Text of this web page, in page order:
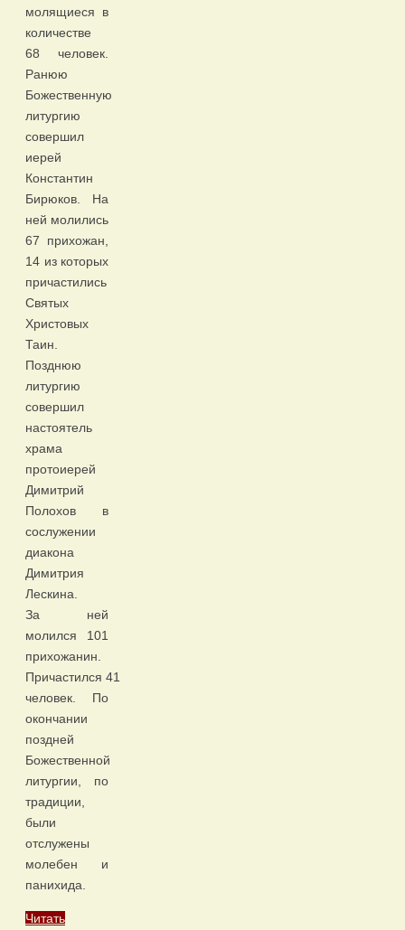
молящиеся в
количестве
68 человек.
Ранюю
Божественную
литургию
совершил
иерей
Константин
Бирюков. На
ней молились
67 прихожан,
14 из которых
причастились
Святых
Христовых
Таин.
Позднюю
литургию
совершил
настоятель
храма
протоиерей
Димитрий
Полохов в
сослужении
диакона
Димитрия
Лескина.
За ней
молился 101
прихожанин.
Причастился 41
человек. По
окончании
поздней
Божественной
литургии, по
традиции,
были
отслужены
молебен и
панихида.
Читать